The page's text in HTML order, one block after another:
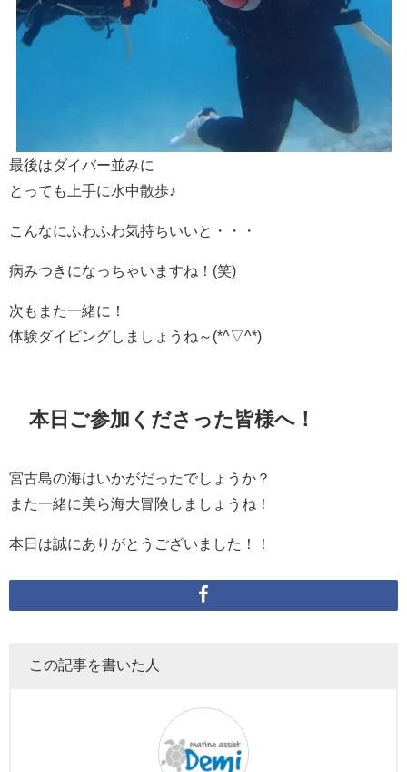
最後はダイバー並みに
とっても上手に水中散歩♪
こんなにふわふわ気持ちいいと・・・
病みつきになっちゃいますね！(笑)
次もまた一緒に！
体験ダイビングしましょうね～(*^▽^*)
本日ご参加くださった皆様へ！
宮古島の海はいかがだったでしょうか？
また一緒に美ら海大冒険しましょうね！
本日は誠にありがとうございました！！
この記事を書いた人